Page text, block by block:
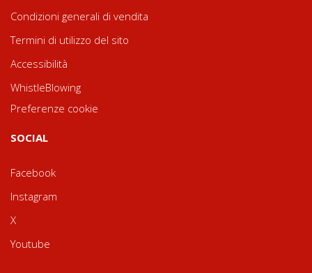
Condizioni generali di vendita
Termini di utilizzo del sito
Accessibilità
WhistleBlowing
Preferenze cookie
SOCIAL
Facebook
Instagram
X
Youtube